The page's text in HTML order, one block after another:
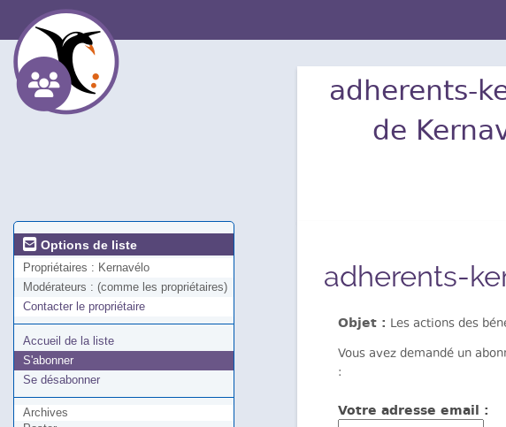
adherents-
de
Options de liste
Propriétaires : Kernavélo
Modérateurs : (comme les propriétaires)
Contacter le propriétaire
Accueil de la liste
S'abonner
Se désabonner
Archives
adherents-
Objet : Les actions des
Vous avez demandé un
:
Votre adresse email :